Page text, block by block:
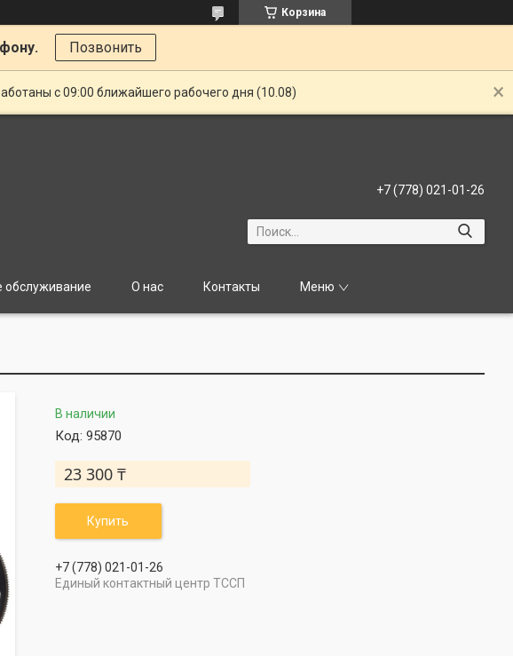
Корзина
Позвонить
с 09:00 ближайшего рабочего дня (10.08)
+7 (778) 021-01-26
обслуживание О нас Контакты Меню
В наличии
Код: 95870
23 300 ₸
Купить
+7 (778) 021-01-26
Единый контактный центр ТССП